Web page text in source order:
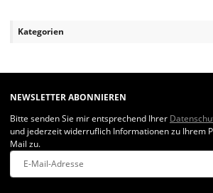
Kategorien
NEWSLETTER ABONNIEREN
Bitte senden Sie mir entsprechend Ihrer
und jederzeit widerruflich Informationen zu Ihrem
Mail zu.